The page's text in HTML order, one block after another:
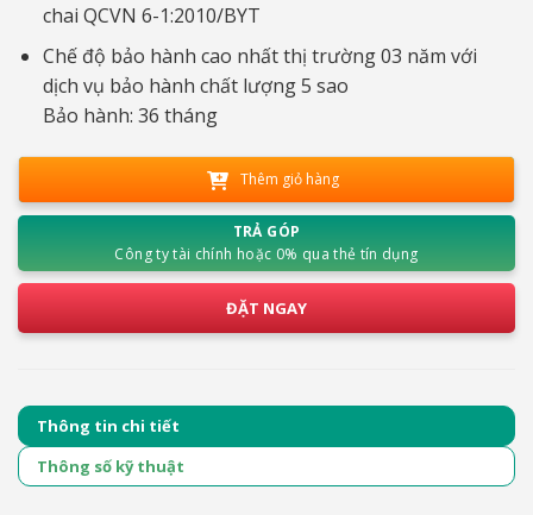
chai QCVN 6-1:2010/BYT
Chế độ bảo hành cao nhất thị trường 03 năm với
dịch vụ bảo hành chất lượng 5 sao
Bảo hành: 36 tháng
Thêm giỏ hàng
TRẢ GÓP
Công ty tài chính hoặc 0% qua thẻ tín dụng
ĐẶT NGAY
Thông tin chi tiết
Thông số kỹ thuật